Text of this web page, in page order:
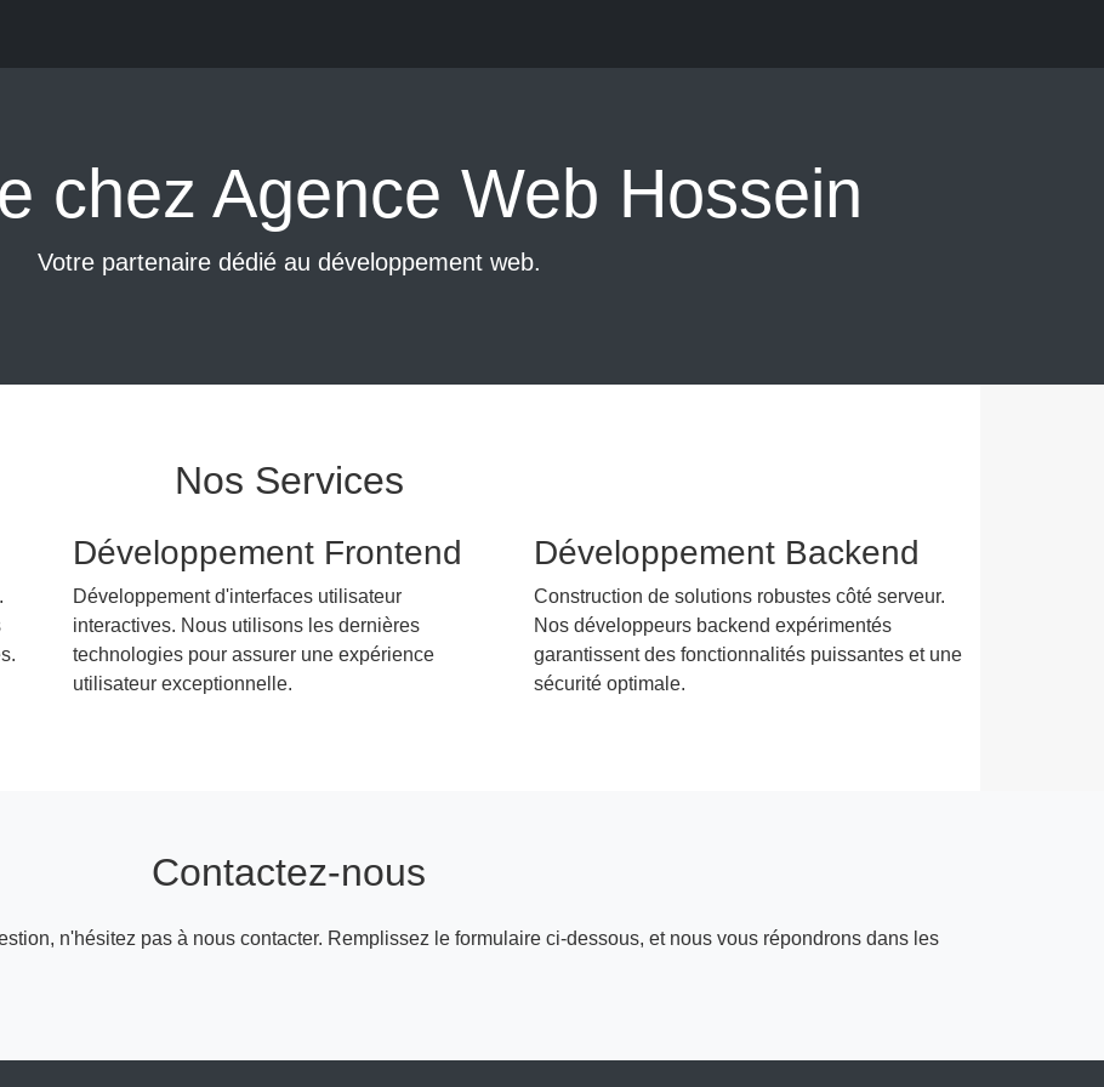
chez Agence Web Hossein
Votre partenaire dédié au développement web.
Nos Services
Développement Frontend
Développement d'interfaces utilisateur
interactives. Nous utilisons les dernières
technologies pour assurer une expérience
utilisateur exceptionnelle.
Développement Backend
Construction de solutions robustes côté serveur.
Nos développeurs backend expérimentés
garantissent des fonctionnalités puissantes et une
sécurité optimale.
Contactez-nous
n'hésitez pas à nous contacter. Remplissez le formulaire ci-dessous, et nous vous répondrons dans les